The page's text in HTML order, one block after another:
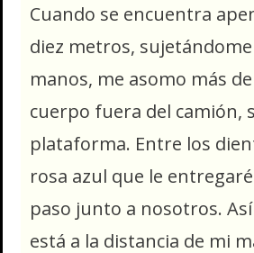
Cuando se encuentra
diez metros,
manos, me asomo más
cuerpo fuera del camión,
plataforma. Entre los
rosa azul que le
paso junto a nosotros.
está a la distancia de mi